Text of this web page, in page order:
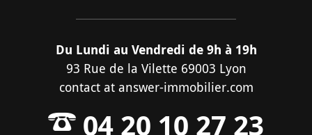
Du Lundi au Vendredi de 9h à 19h
93 Rue de la Vilette 69003 Lyon
contact at answer-immobilier.com
04 20 10 27 23